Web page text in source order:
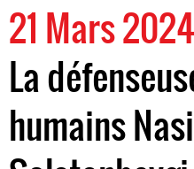
21 Mars 2024
La
humains